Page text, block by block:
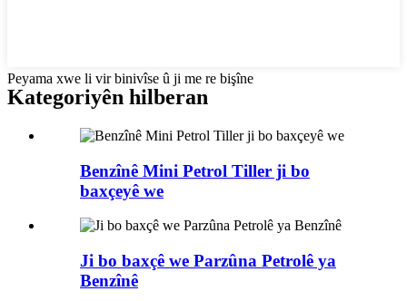
Peyama xwe li vir binivîse û ji me re bişîne
Kategoriyên hilberan
Benzînê Mini Petrol Tiller ji bo
baxçeyê we
Ji bo baxçê we Parzûna Petrolê ya
Benzînê